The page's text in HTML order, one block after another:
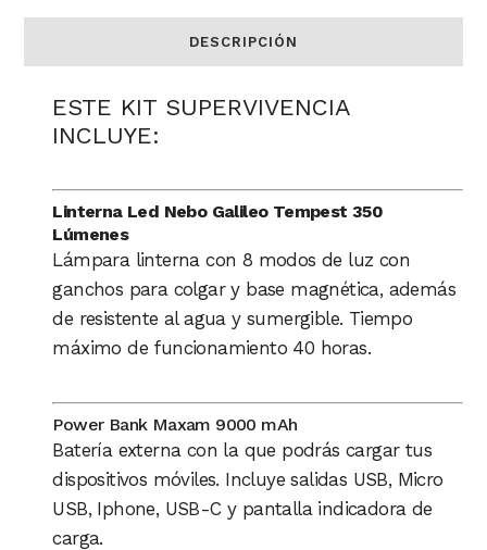
DESCRIPCIÓN
ESTE KIT SUPERVIVENCIA
INCLUYE:
Linterna Led Nebo Galileo Tempest 350
Lúmenes
Lámpara linterna con 8 modos de luz con
ganchos para colgar y base magnética, además
de resistente al agua y sumergible. Tiempo
máximo de funcionamiento 40 horas.
Power Bank Maxam 9000 mAh
Batería externa con la que podrás cargar tus
dispositivos móviles. Incluye salidas USB, Micro
USB, Iphone, USB-C y pantalla indicadora de
carga.